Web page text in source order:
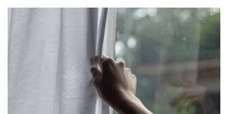
RAAMFOLIE